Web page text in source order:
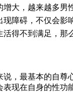
增大，越来越多男
现障碍，不仅会影
活得不到满足，那
说，最基本的自尊
现在自身的性功